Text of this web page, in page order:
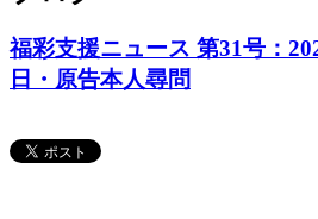
福彩支援ニュース 第31号：
日・原告本人尋問